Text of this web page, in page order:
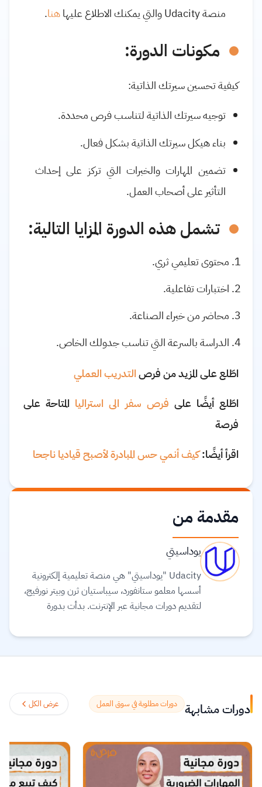
منصةUdacityوالتي يمكنك الاطلاع عليهاهنا.
مكونات الدورة:
كيفية تحسين سيرتك الذاتية:
توجيه سيرتك الذاتية لتناسب فرص محددة.
بناء هيكل سيرتك الذاتية بشكل فعال.
تضمين المهارات والخبرات التي تركز على إحداث
التأثير على أصحاب العمل.
تشمل هذه الدورة المزايا التالية:
محتوى تعليمي ثري.
اختبارات تفاعلية.
محاضر من خبراء الصناعة.
الدراسة بالسرعة التي تناسب جدولك الخاص.
اطّلع على المزيد من فرصالتدريب العملي
اطّلع أيضًا على فرص سفر الى استراليا المتاحة على
فرصة
اقرأ أيضًا:كيف أنمي حس المبادرة لأصبح قياديا ناجحا
مقدمة من
يوداسيتي
Udacity "يوداسيتي" هي منصة تعليمية إلكترونية
أسسها معلمو ستانفورد، سيباستيان ثرن وبيتر نورفيج،
لتقديم دورات مجانية عبر الإنترنت. بدأت بدورة
من 160,000 طالب من 190 دولة، مما أبرز
وظائف المستقبل. تعد الآن جزءًا من شركة
Accenture. تتعاون Udacity مع شركات
سوق العمل. تميزها المحتوى الحصري الذي يتم
تحديثه باستمرار بالتعاون مع قادة الصناعة، والتركيز
على تطوير التفكير النقدي. توفر المنصة أيضًا دعمًا
دورات مشابهة دورات مطلوبة في سوق العمل عرض الكل